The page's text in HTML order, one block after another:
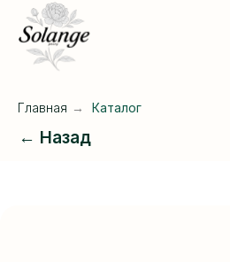
Главная → Каталог
← Назад